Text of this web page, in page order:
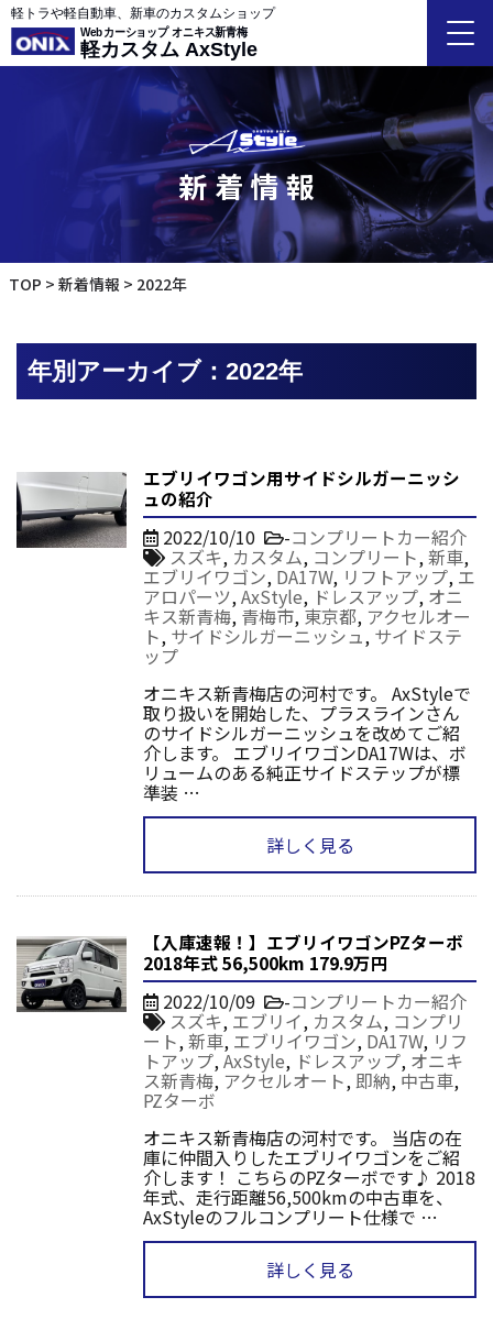
軽トラや軽自動車、新車のカスタムショップ
Webカーショップ オニキス新青梅
軽カスタム AxStyle
新着情報
TOP 新着情報 2022年
年別アーカイブ：2022年
エブリイワゴン用サイドシルガーニッシ
ュの紹介
2022/10/10 -コンプリートカー紹介
スズキ,カスタム, コンプリート,新車,
エブリイワゴン, DA17W, リフトアップ, エ
アロパーツ,AxStyle, ドレスアップ, オニ
キス新青梅, 青梅市,東京都, アクセルオー
ト, サイドシルガーニッシュ, サイドステ
ップ
オニキス新青梅店の河村です。 AxStyleで
取り扱いを開始した、プラスラインさん
のサイドシルガーニッシュを改めてご紹
介します。 エブリイワゴンDA17Wは、ボ
リュームのある純正サイドステップが標
準装 …
詳しく見る
【入庫速報！】エブリイワゴンPZターボ
2018年式 56,500km 179.9万円
2022/10/09 -コンプリートカー紹介
スズキ,エブリイ, カスタム, コンプリ
ート,新車, エブリイワゴン, DA17W, リフ
トアップ,AxStyle, ドレスアップ, オニキ
ス新青梅, アクセルオート,即納, 中古車,
PZターボ
オニキス新青梅店の河村です。 当店の在
庫に仲間入りしたエブリイワゴンをご紹
介します！ こちらのPZターボです♪ 2018
年式、走行距離56,500kmの中古車を、
AxStyleのフルコンプリート仕様で …
詳しく見る